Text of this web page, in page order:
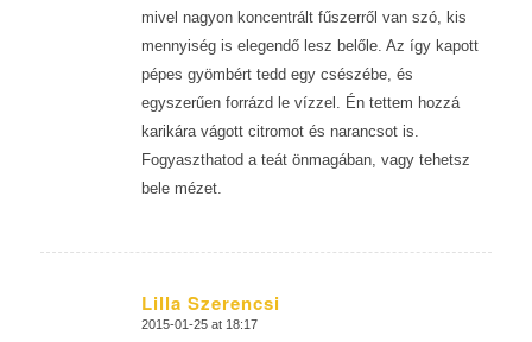
mivel nagyon koncentrált fűszerről van szó, kis
mennyiség is elegendő lesz belőle. Az így kapott
pépes gyömbért tedd egy csészébe, és
egyszerűen forrázd le vízzel. Én tettem hozzá
karikára vágott citromot és narancsot is.
Fogyaszthatod a teát önmagában, vagy tehetsz
bele mézet.
Lilla Szerencsi
says:
2015-01-25 at 18:17